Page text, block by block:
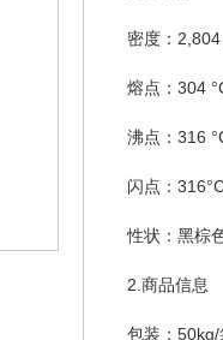
密度：
熔点：304
沸点：316
闪点：
性状：黑棕
2.商品信息
包装：50kg/